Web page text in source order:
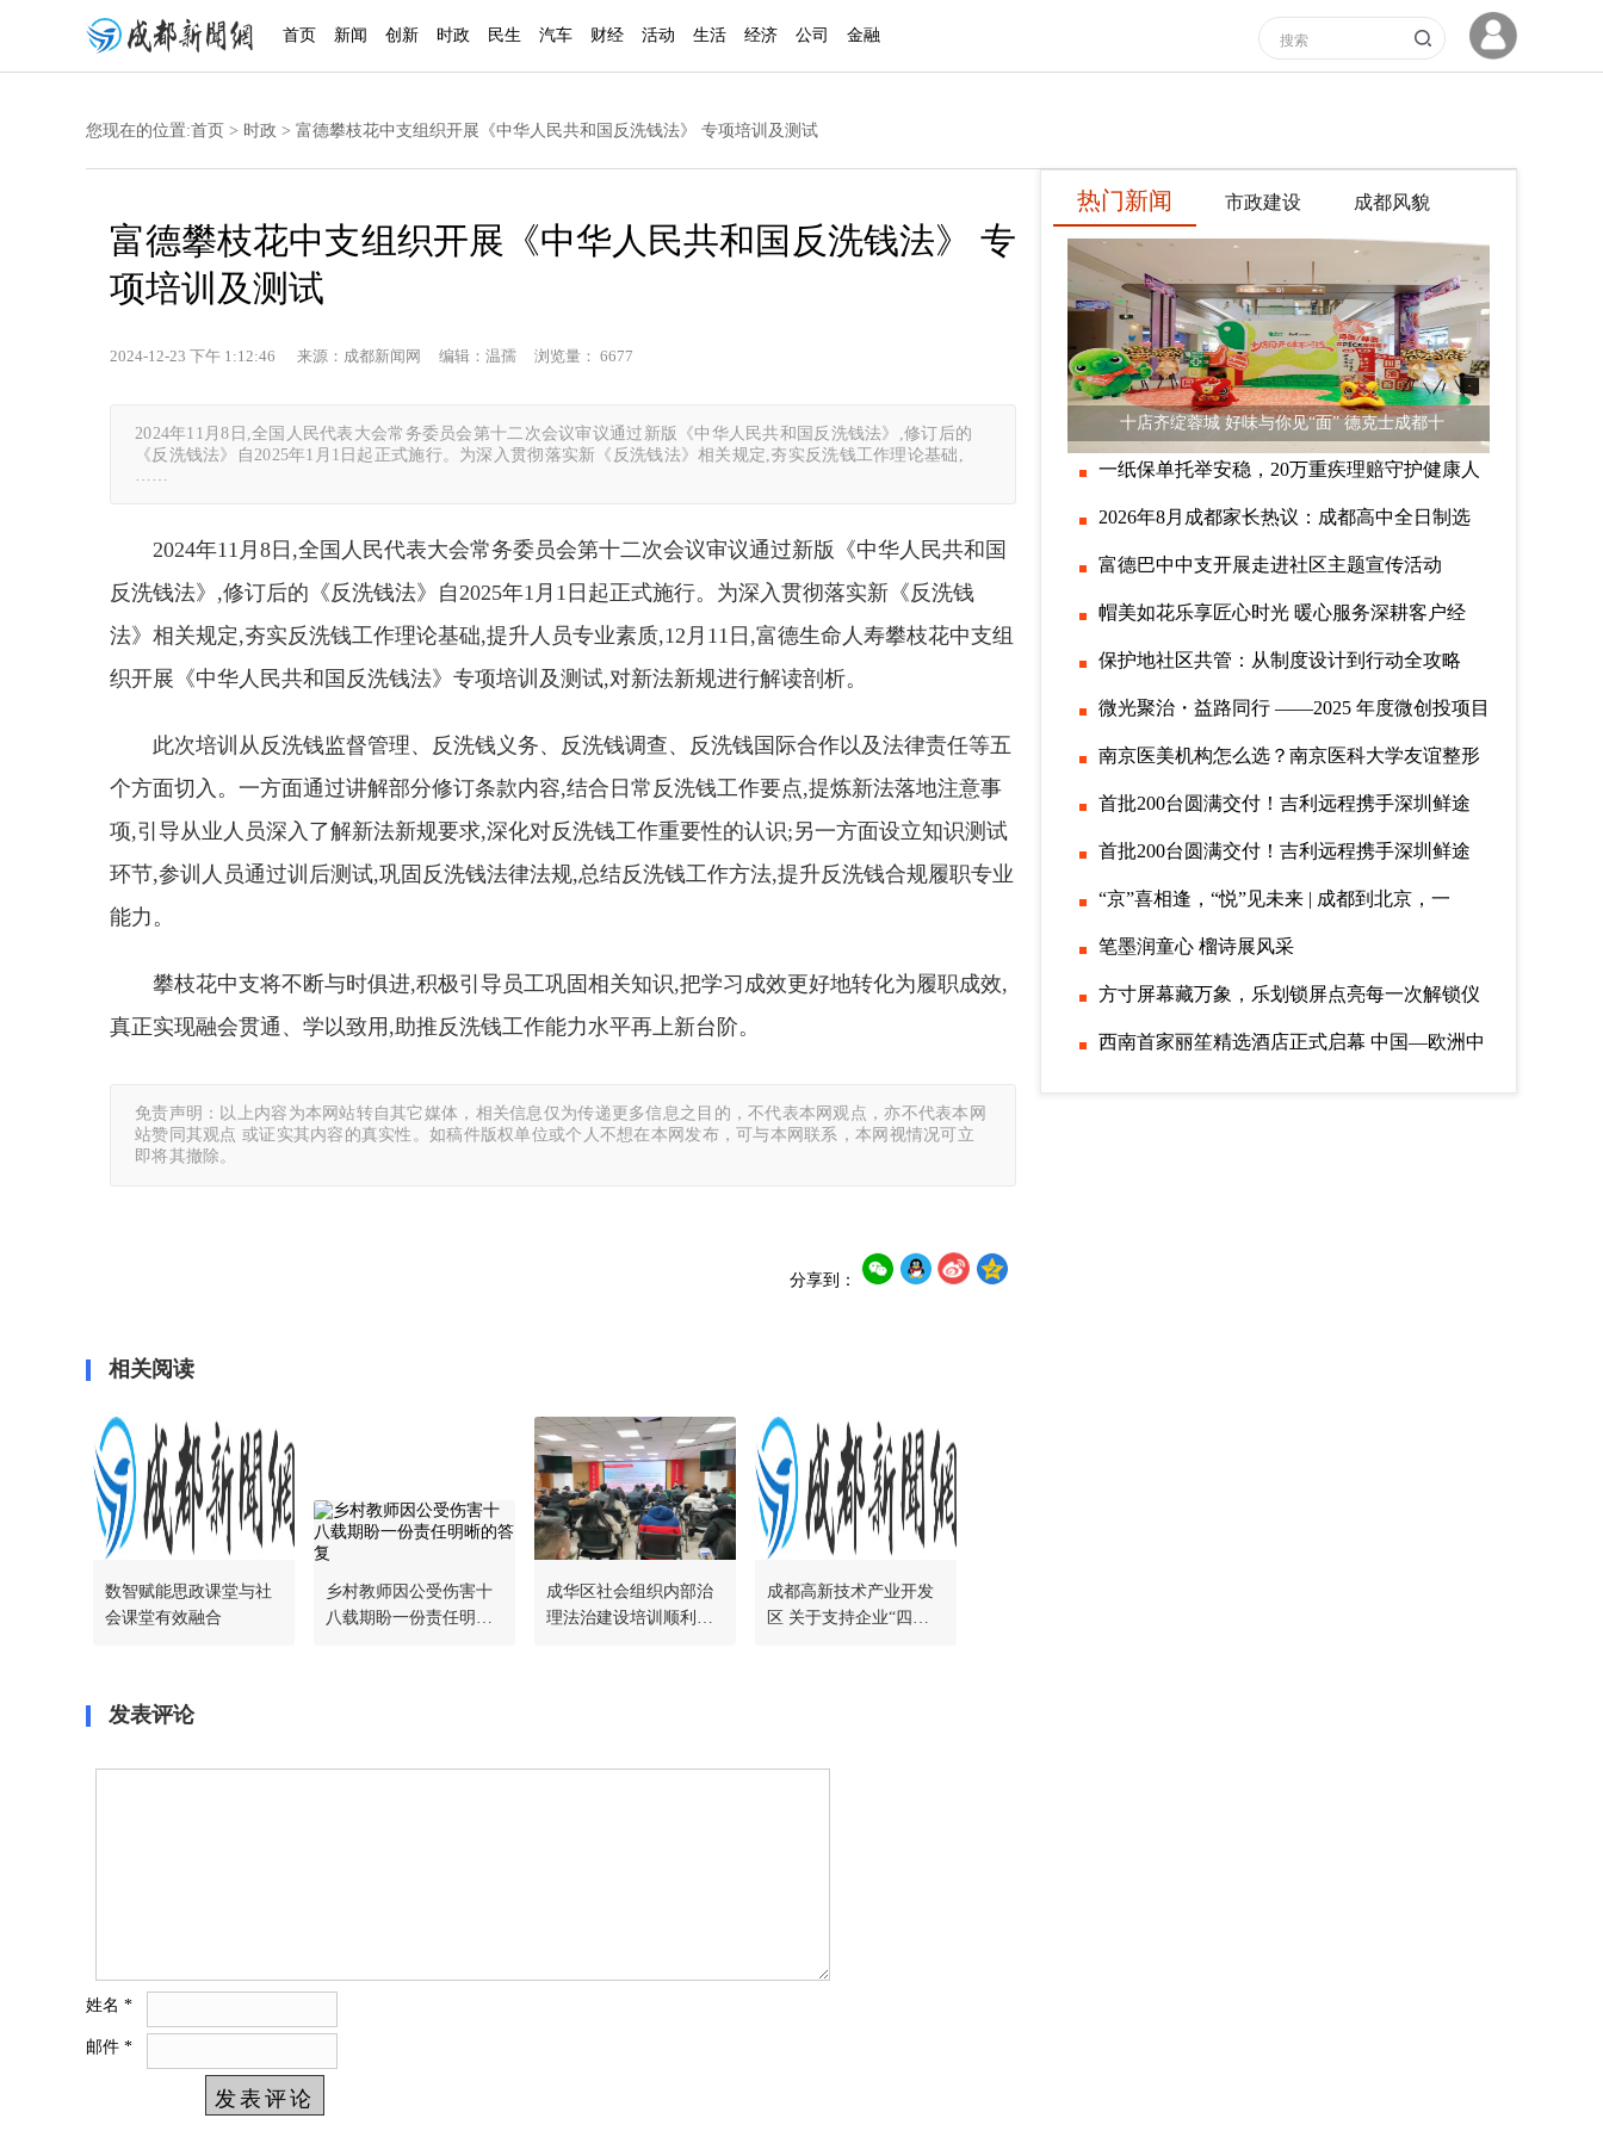
首页 新闻 创新 时政 民生 汽车 财经 活动 生活 经济 公司 金融
您现在的位置:首页 > 时政 > 富德攀枝花中支组织开展《中华人民共和国反洗钱法》 专项培训及测试
富德攀枝花中支组织开展《中华人民共和国反洗钱法》 专
项培训及测试
2024-12-23 下午 1:12:46 来源：成都新闻网 编辑：温孺 浏览量： 6677
2024年11月8日,全国人民代表大会常务委员会第十二次会议审议通过新版《中华人民共和国反洗钱法》,修订后的
《反洗钱法》自2025年1月1日起正式施行。为深入贯彻落实新《反洗钱法》相关规定,夯实反洗钱工作理论基础,
……
2024年11月8日,全国人民代表大会常务委员会第十二次会议审议通过新版《中华人民共和国
反洗钱法》,修订后的《反洗钱法》自2025年1月1日起正式施行。为深入贯彻落实新《反洗钱
法》相关规定,夯实反洗钱工作理论基础,提升人员专业素质,12月11日,富德生命人寿攀枝花中支组
织开展《中华人民共和国反洗钱法》专项培训及测试,对新法新规进行解读剖析。
此次培训从反洗钱监督管理、反洗钱义务、反洗钱调查、反洗钱国际合作以及法律责任等五
个方面切入。一方面通过讲解部分修订条款内容,结合日常反洗钱工作要点,提炼新法落地注意事
项,引导从业人员深入了解新法新规要求,深化对反洗钱工作重要性的认识;另一方面设立知识测试
环节,参训人员通过训后测试,巩固反洗钱法律法规,总结反洗钱工作方法,提升反洗钱合规履职专业
能力。
攀枝花中支将不断与时俱进,积极引导员工巩固相关知识,把学习成效更好地转化为履职成效,
真正实现融会贯通、学以致用,助推反洗钱工作能力水平再上新台阶。
免责声明：以上内容为本网站转自其它媒体，相关信息仅为传递更多信息之目的，不代表本网观点，亦不代表本网
站赞同其观点 或证实其内容的真实性。如稿件版权单位或个人不想在本网发布，可与本网联系，本网视情况可立
即将其撤除。
分享到：
相关阅读
数智赋能思政课堂与社
会课堂有效融合
乡村教师因公受伤害十
八载期盼一份责任明晰
成华区社会组织内部治
理法治建设培训顺利开
成都高新技术产业开发
区 关于支持企业“四
发表评论
姓名 *
邮件 *
热门新闻 市政建设 成都风貌
十店齐绽蓉城 好味与你见“面” 德克士成都十
一纸保单托举安稳，20万重疾理赔守护健康人
2026年8月成都家长热议：成都高中全日制选
富德巴中中支开展走进社区主题宣传活动
帽美如花乐享匠心时光 暖心服务深耕客户经
保护地社区共管：从制度设计到行动全攻略
微光聚治・益路同行 ——2025 年度微创投项目
南京医美机构怎么选？南京医科大学友谊整形
首批200台圆满交付！吉利远程携手深圳鲜途
首批200台圆满交付！吉利远程携手深圳鲜途
“京”喜相逢，“悦”见未来 | 成都到北京，一
笔墨润童心 榴诗展风采
方寸屏幕藏万象，乐划锁屏点亮每一次解锁仪
西南首家丽笙精选酒店正式启幕 中国—欧洲中